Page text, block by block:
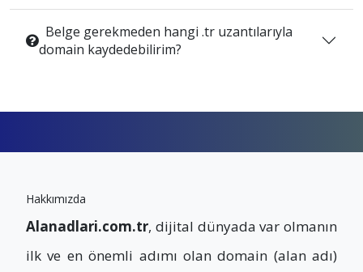
Belge gerekmeden hangi .tr uzantılarıyla
domain kaydedebilirim?
Hakkımızda
Alanadlari.com.tr, dijital dünyada var olmanın
ilk ve en önemli adımı olan domain (alan adı)